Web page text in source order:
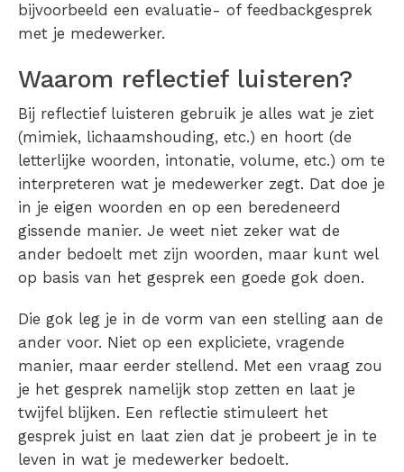
bijvoorbeeld een evaluatie- of feedbackgesprek
met je medewerker.
Waarom reflectief luisteren?
Bij reflectief luisteren gebruik je alles wat je ziet
(mimiek, lichaamshouding, etc.) en hoort (de
letterlijke woorden, intonatie, volume, etc.) om te
interpreteren wat je medewerker zegt. Dat doe je
in je eigen woorden en op een beredeneerd
gissende manier. Je weet niet zeker wat de
ander bedoelt met zijn woorden, maar kunt wel
op basis van het gesprek een goede gok doen.
Die gok leg je in de vorm van een stelling aan de
ander voor. Niet op een expliciete, vragende
manier, maar eerder stellend. Met een vraag zou
je het gesprek namelijk stop zetten en laat je
twijfel blijken. Een reflectie stimuleert het
gesprek juist en laat zien dat je probeert je in te
leven in wat je medewerker bedoelt.